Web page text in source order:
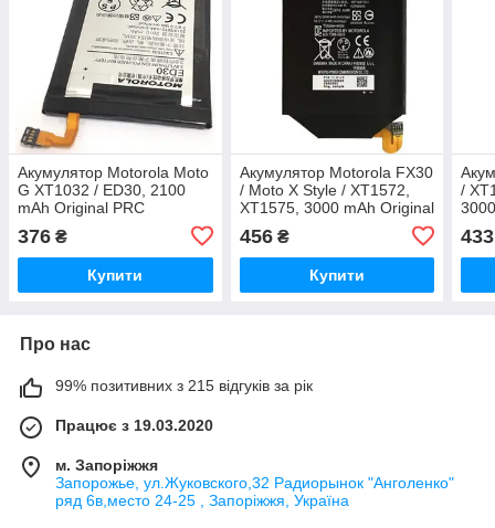
Акумулятор Motorola Moto
G XT1032 / ED30, 2100
mAh Original PRC
376 ₴
Купити
Акумулятор Motorola FX30
/ Moto X Style / XT1572,
XT1575, 3000 mAh Original
456₴
Купити
/
433
Про нас
99% позитивних з 215 відгуків за рік
Працює з 19.03.2020
м. Запоріжжя
Запорожье, ул.Жуковского,32 Радиорынок "Анголенко"
ряд 6в,место 24-25 , Запоріжжя, Україна